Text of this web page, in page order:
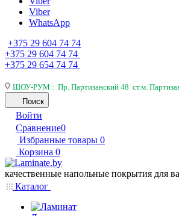
Viber
WhatsApp
+375 29 604 74 74
+375 29 604 74 74
+375 29 654 74 74
ШОУ-РУМ : Пр. Партизанский 48 ст.м.
Поиск
Войти
Сравнение0
Избранные товары 0
Корзина 0
качественные напольные покрытия для
Каталог